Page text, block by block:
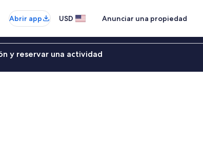
Abrir app USD Anunciar una propiedad
y reservar una actividad